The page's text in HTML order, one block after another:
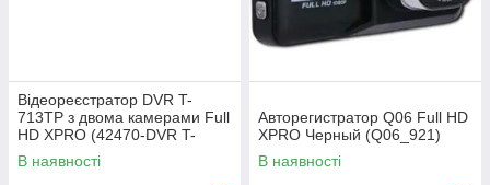
Відеореєстратор DVR T-
713TP з двома камерами Full
HD XPRO (42470-DVR T-
713TP_783)
В наявності
Авторегистратор Q06 Full HD
XPRO Черный (Q06_921)
В наявності